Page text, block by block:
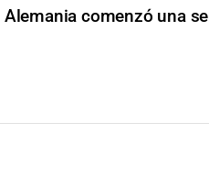
Alemania comenzó una